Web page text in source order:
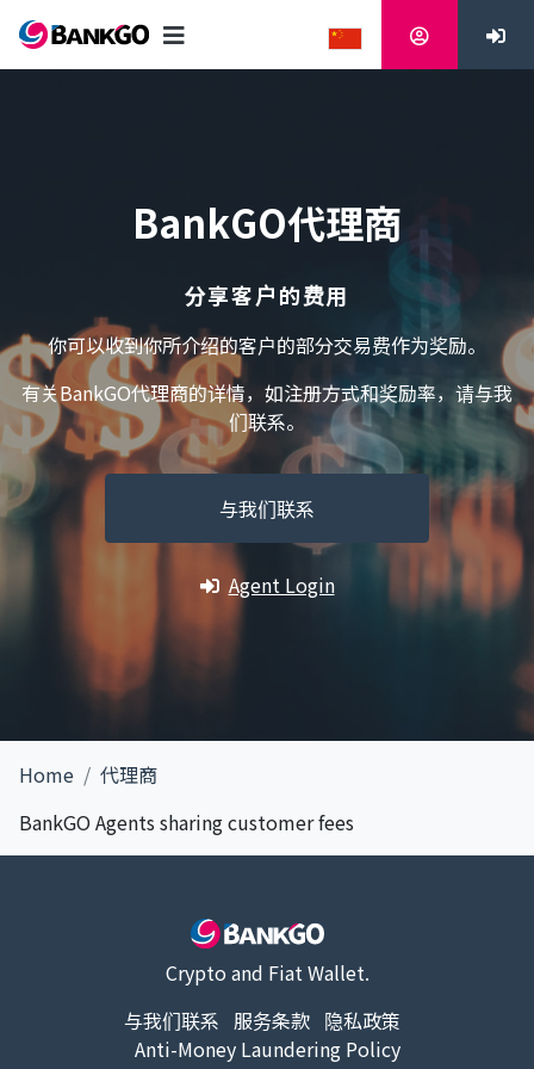
BankGO代理商
分享客户的费用
你可以收到你所介绍的客户的部分交易费作为奖励。
有关BankGO代理商的详情，如注册方式和奖励率，请与我
们联系。
与我们联系
Agent Login
Home
代理商
BankGO Agents sharing customer fees
Crypto and Fiat Wallet.
与我们联系 服务条款 隐私政策
Anti-Money Laundering Policy